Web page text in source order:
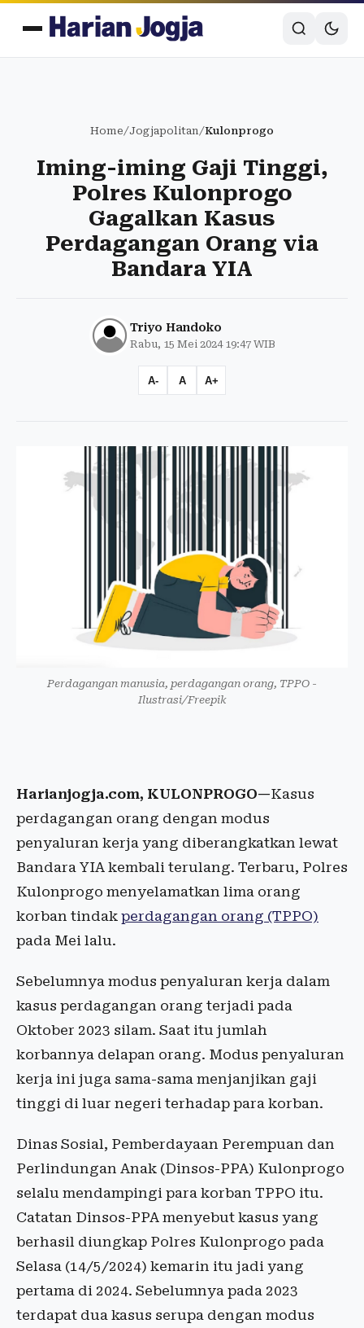
Home/Jogjapolitan/Kulonprogo
Iming-iming Gaji Tinggi,
Polres Kulonprogo
Gagalkan Kasus
Perdagangan Orang via
Bandara YIA
Triyo Handoko
Rabu, 15 Mei 2024 19:47 WIB
A- A A+
Perdagangan manusia, perdagangan orang, TPPO -
Ilustrasi/Freepik
Harianjogja.com, KULONPROGO—Kasus
perdagangan orang dengan modus
penyaluran kerja yang diberangkatkan lewat
Bandara YIA kembali terulang. Terbaru, Polres
Kulonprogo menyelamatkan lima orang
korban tindak perdagangan orang (TPPO)
pada Mei lalu.
Sebelumnya modus penyaluran kerja dalam
kasus perdagangan orang terjadi pada
Oktober 2023 silam. Saat itu jumlah
korbannya delapan orang. Modus penyaluran
kerja ini juga sama-sama menjanjikan gaji
tinggi di luar negeri terhadap para korban.
Dinas Sosial, Pemberdayaan Perempuan dan
Perlindungan Anak (Dinsos-PPA) Kulonprogo
selalu mendampingi para korban TPPO itu.
Catatan Dinsos-PPA menyebut kasus yang
berhasil diungkap Polres Kulonprogo pada
Selasa (14/5/2024) kemarin itu jadi yang
pertama di 2024. Sebelumnya pada 2023
terdapat dua kasus serupa dengan modus